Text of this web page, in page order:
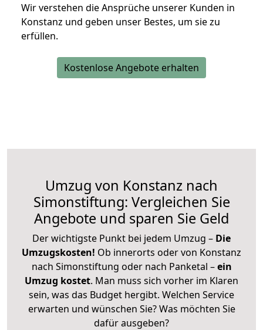
Wir verstehen die Ansprüche unserer Kunden in
Konstanz und geben unser Bestes, um sie zu
erfüllen.
Kostenlose Angebote erhalten
Umzug von Konstanz nach
Simonstiftung: Vergleichen Sie
Angebote und sparen Sie Geld
Der wichtigste Punkt bei jedem Umzug – Die
Umzugskosten! Ob innerorts oder von Konstanz
nach Simonstiftung oder nach Panketal –ein
Umzug kostet. Man muss sich vorher im Klaren
sein, was das Budget hergibt. Welchen Service
erwarten und wünschen Sie? Was möchten Sie
dafür ausgeben?